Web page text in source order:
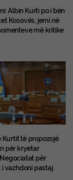
Albin Kurti po i bën
Kosovës, jemi në
më kritike
Kurtit të propozojë
për kryetar
për
i vazhdoni pastaj